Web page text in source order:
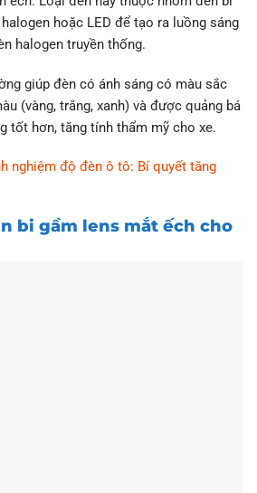
hoặc LED để tạo ra luồng sáng
halogen truyền thống.
giúp đèn có ánh sáng có màu sắc
(vàng, trắng, xanh) và được quảng bá
tốt hơn, tăng tính thẩm mỹ cho xe.
nghiệm độ đèn ô tô: Bí quyết tăng
bi gầm lens mắt ếch cho